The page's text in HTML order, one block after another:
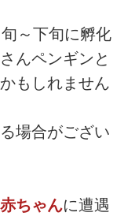
～下旬に孵化
んペンギンと
もしれません
場合がござい
ちゃんに遭遇